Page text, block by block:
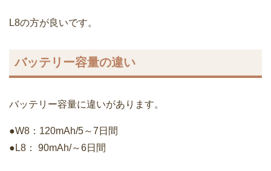
L8の方が良いです。
バッテリー容量の違い
バッテリー容量に違いがあります。
●W8：120mAh/5～7日間
●L8： 90mAh/～6日間